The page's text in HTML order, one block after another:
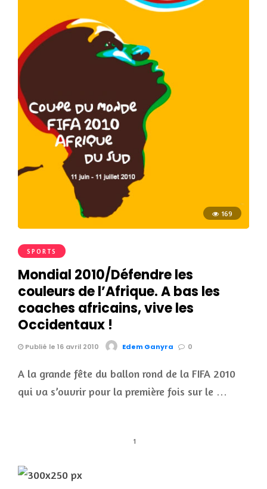
169
SPORTS
Mondial 2010/Défendre les
couleurs de l’Afrique. A bas les
coaches africains, vive les
Occidentaux !
Publié le 16 avril 2010 Edem Ganyra 0
A la grande fête du ballon rond de la FIFA 2010
qui va s’ouvrir pour la première fois sur le …
1